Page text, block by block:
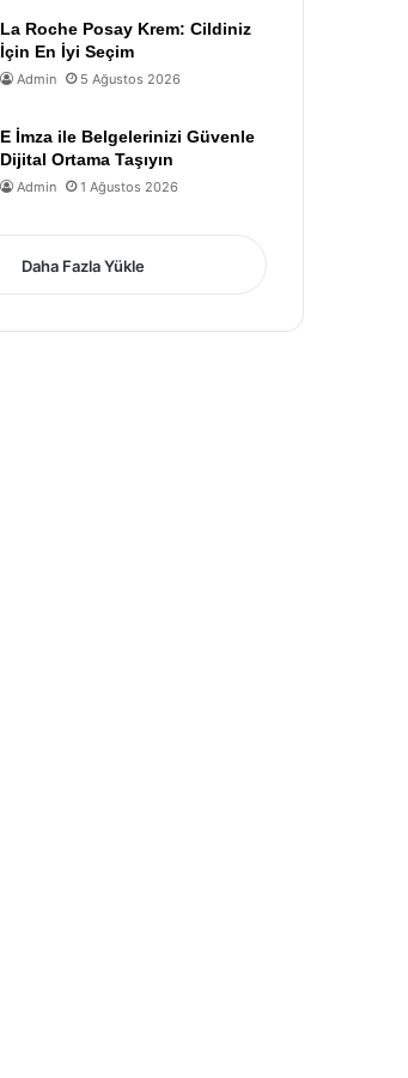
La Roche Posay Krem: Cildiniz
İçin En İyi Seçim
Admin 5 Ağustos 2026
E İmza ile Belgelerinizi Güvenle
Dijital Ortama Taşıyın
Admin 1 Ağustos 2026
Daha Fazla Yükle